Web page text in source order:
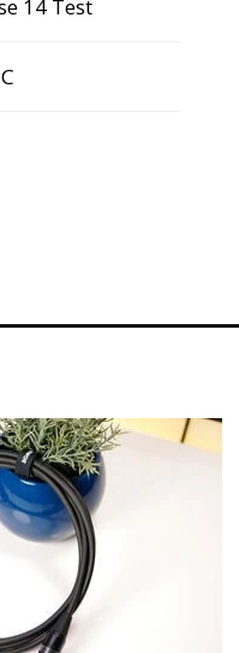
14 Test